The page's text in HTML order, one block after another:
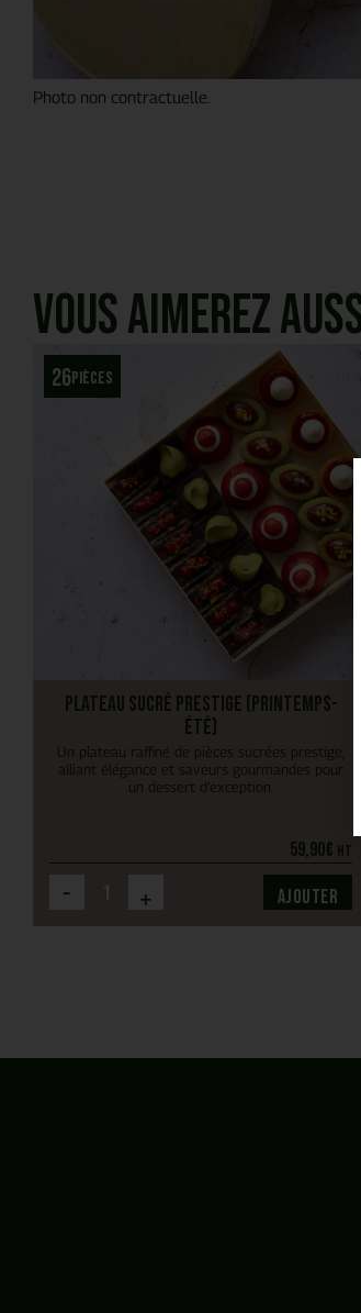
Photo non contractuelle.
Vous aimerez
26pièces
Plateau Sucré Prestige (Printemps-
Été)
Un plateau raffiné de pièces sucrées prestige,
alliant élégance et saveurs gourmandes pour
un dessert d’exception.
59,90€ HT
- + Ajouter